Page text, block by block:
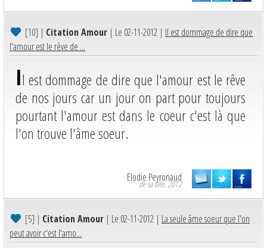
[10] | Citation Amour | Le 02-11-2012 | Il est dommage de dire que
l'amour est le rêve de ...
Il est dommage de dire que l'amour est le rêve
de nos jours car un jour on part pour toujours
pourtant l'amour est dans le coeur c'est là que
l'on trouve l'âme soeur.
Elodie Peyronaud
de sa tête. 2012
[5] | Citation Amour | Le 02-11-2012 | La seule âme soeur que l'on
peut avoir c'est l'amo...